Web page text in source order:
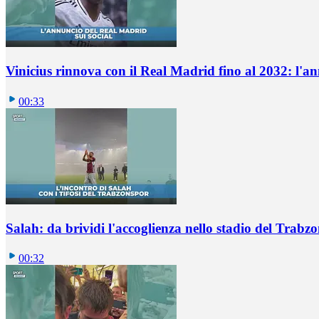
Vinicius rinnova con il Real Madrid fino al 2032:
00:33
Salah: da brividi l'accoglienza nello stadio del
00:32